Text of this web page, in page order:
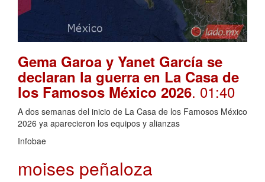
Gema Garoa y Yanet García se
declaran la guerra en La Casa de
los Famosos México 2026. 01:40
A dos semanas del inicio de La Casa de los Famosos México
2026 ya aparecieron los equipos y alianzas
Infobae
moises peñaloza